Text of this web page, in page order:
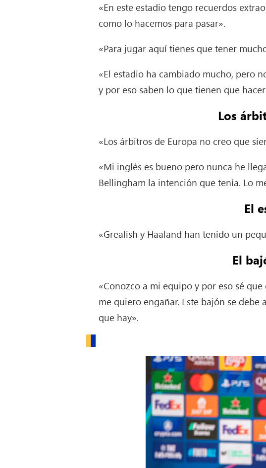
«En este estadio tengo recuerdos
como lo hacemos para pasar».
«Para jugar aquí tienes que tener
«El estadio ha cambiado mucho, pero
y por eso saben lo que tienen que
Los
«Los árbitros de Europa no creo que
«Mi inglés es bueno pero nunca he
Bellingham la intención que tenía. Lo
El
«Grealish y Haaland han tenido un
El
«Conozco a mi equipo y por eso sé
me quiero engañar. Este bajón se
que hay».